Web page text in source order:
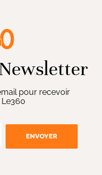
pour recevoir
ENVOYER